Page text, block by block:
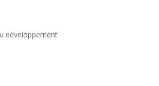
développement